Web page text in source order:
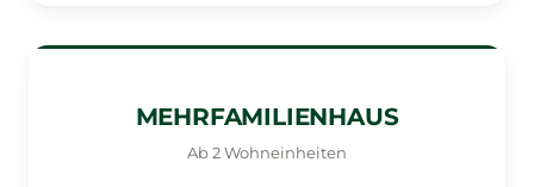
MEHRFAMILIENHAUS
Ab 2 Wohneinheiten